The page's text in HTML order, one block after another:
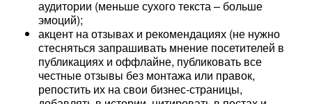
аудитории (меньше сухого текста – больше
эмоций);
акцент на отзывах и рекомендациях (не нужно
стесняться запрашивать мнение посетителей в
публикациях и оффлайне, публиковать все
честные отзывы без монтажа или правок,
репостить их на свои бизнес-страницы,